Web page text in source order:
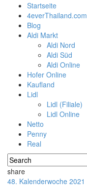
Startseite
4everThailand.com
Blog
Aldi Markt
Aldi Nord
Aldi Süd
Aldi Online
Hofer Online
Kaufland
Lidl
Lidl (Filiale)
Lidl Online
Netto
Penny
Real
share
48. Kalenderwoche 2021